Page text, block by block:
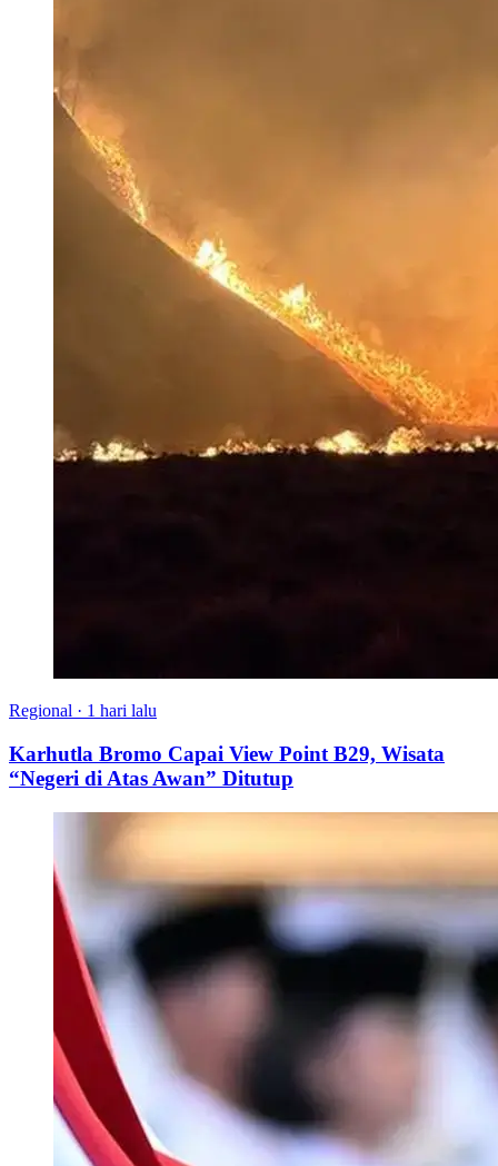
Regional · 1 hari lalu
Karhutla Bromo Capai View Point B29, Wisata
“Negeri di Atas Awan” Ditutup